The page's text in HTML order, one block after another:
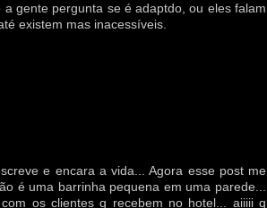
gente pergunta se é adaptdo, ou eles falam
existem mas inacessíveis.
e encara a vida... Agora esse post me
é uma barrinha pequena em uma parede...
os clientes q recebem no hotel... aiiiii q